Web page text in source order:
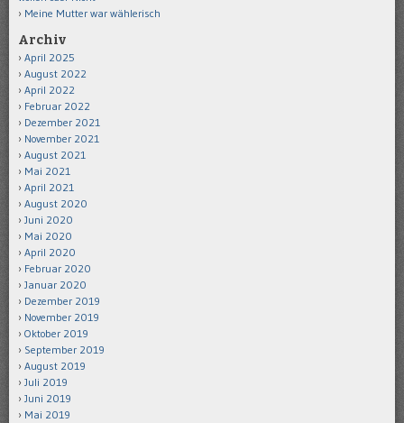
Meine Mutter war wählerisch
Archiv
April 2025
August 2022
April 2022
Februar 2022
Dezember 2021
November 2021
August 2021
Mai 2021
April 2021
August 2020
Juni 2020
Mai 2020
April 2020
Februar 2020
Januar 2020
Dezember 2019
November 2019
Oktober 2019
September 2019
August 2019
Juli 2019
Juni 2019
Mai 2019